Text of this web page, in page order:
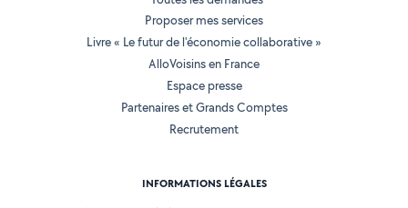
Proposer mes services
Livre « Le futur de l'économie collaborative »
AlloVoisins en France
Espace presse
Partenaires et Grands Comptes
Recrutement
INFORMATIONS LÉGALES